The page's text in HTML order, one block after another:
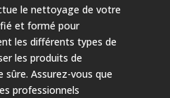
le nettoyage de votre
et formé pour
les différents types de
les produits de
Assurez-vous que
professionnels